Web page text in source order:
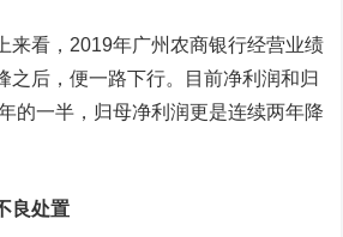
看，2019年广州农商银行经营业绩
之后，便一路下行。目前净利润和归
的一半，归母净利润更是连续两年降
良处置